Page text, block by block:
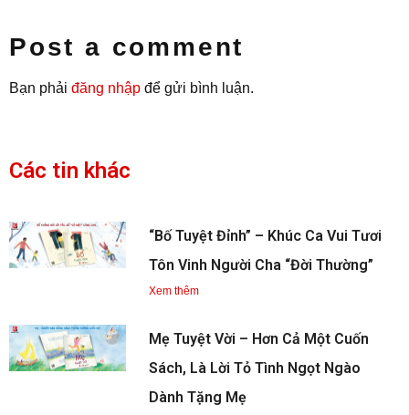
Post a comment
Bạn phải đăng nhập để gửi bình luận.
Các tin khác
“Bố Tuyệt Đỉnh” – Khúc Ca Vui Tươi
Tôn Vinh Người Cha “Đời Thường”
Xem thêm
Mẹ Tuyệt Vời – Hơn Cả Một Cuốn
Sách, Là Lời Tỏ Tình Ngọt Ngào
Dành Tặng Mẹ